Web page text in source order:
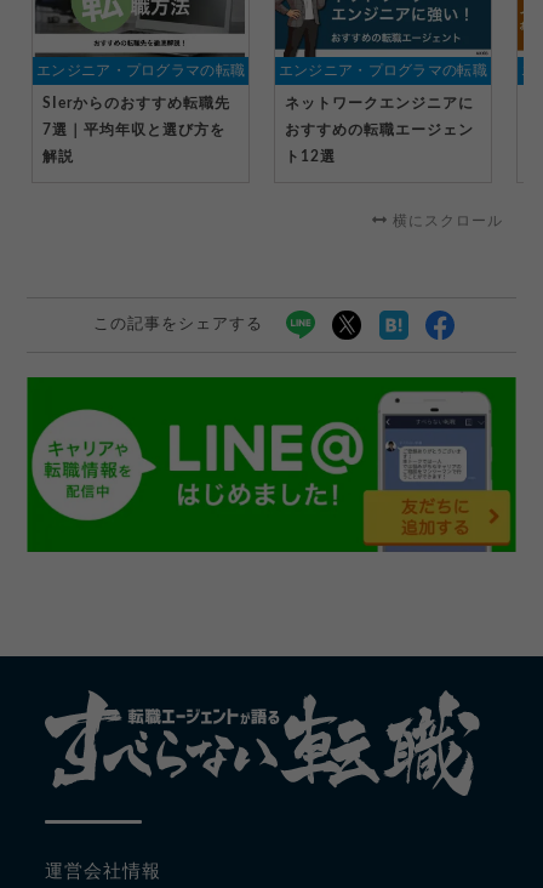
エンジニア・プログラマの転職
SIerからのおすすめ転職先
7選｜平均年収と選び方を
解説
エンジニア・プログラマの転職
ネットワークエンジニアに
おすすめの転職エージェン
ト12選
横にスクロール
この記事をシェアする
運営会社情報